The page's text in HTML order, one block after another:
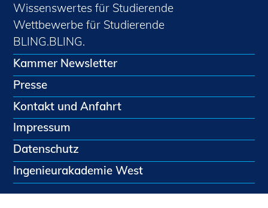
Wissenswertes für Studierende
Wettbewerbe für Studierende
BLING.BLING.
Kammer Newsletter
Presse
Kontakt und Anfahrt
Impressum
Datenschutz
Ingenieurakademie West